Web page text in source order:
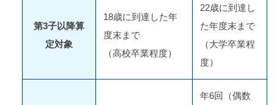
第3子以降算
定対象
18歳に到達した年
度末まで
（高校卒業程度）
22歳に到達し
た年度末まで
（大学卒業程
度）
年6回（偶数